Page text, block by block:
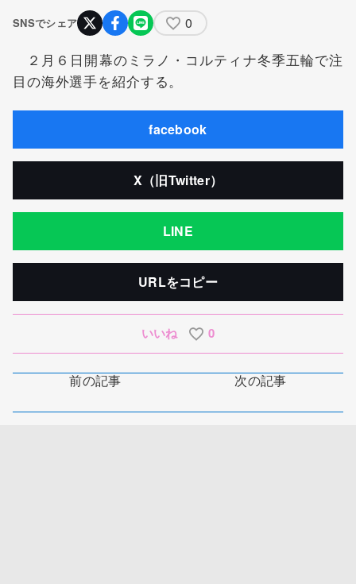
SNSでシェア 0
２月６日開幕のミラノ・コルティナ冬季五輪で注
目の海外選手を紹介する。
facebook
X（旧Twitter）
LINE
URLをコピー
いいね 0
前の記事 次の記事